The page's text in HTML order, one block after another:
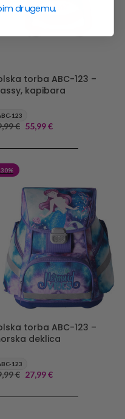
torba ABC-123 –
kapibara
123
€ 55,99€
torba ABC-123 –
deklica
123
€ 27,99€
drugemu.